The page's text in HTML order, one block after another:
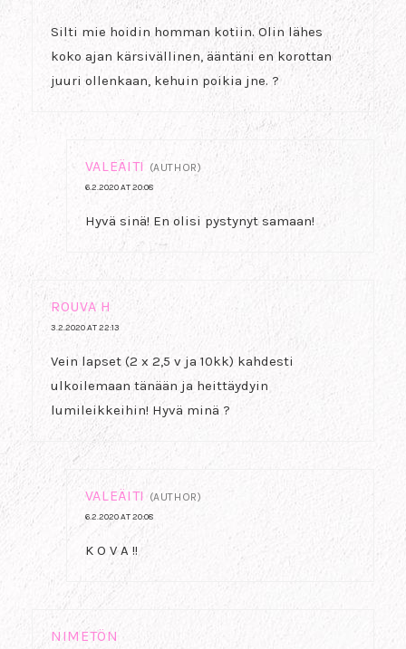
Silti mie hoidin homman kotiin. Olin lähes
koko ajan kärsivällinen, ääntäni en korottan
juuri ollenkaan, kehuin poikia jne. ?
VALEÄITI (AUTHOR)
6.2.2020 AT 20:08
Hyvä sinä! En olisi pystynyt samaan!
ROUVA H
3.2.2020 AT 22:13
Vein lapset (2 x 2,5 v ja 10kk) kahdesti
ulkoilemaan tänään ja heittäydyin
lumileikkeihin! Hyvä minä ?
VALEÄITI (AUTHOR)
6.2.2020 AT 20:08
K O V A !!
NIMETÖN